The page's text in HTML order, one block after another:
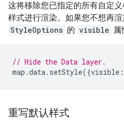
这将移除您已指定的所有自定
样式进行渲染。如果您不想再
StyleOptions 的 visible 属
// Hide the Data layer.
map .data. setStyle({visible :
重写默认样式